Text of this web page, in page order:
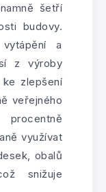
šetří
budovy.
a
z výroby
zlepšení
veřejného
využívat
obalů
snižuje